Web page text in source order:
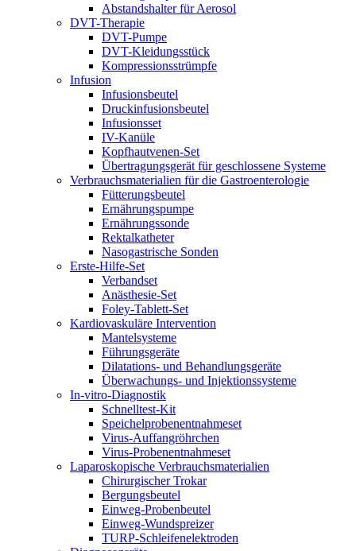
Abstandshalter für Aerosol
DVT-Therapie
DVT-Pumpe
DVT-Kleidungsstück
Kompressionsstrümpfe
Infusion
Infusionsbeutel
Druckinfusionsbeutel
Infusionsset
IV-Kanüle
Kopfhautvenen-Set
Übertragungsgerät für geschlossene Systeme
Verbrauchsmaterialien für die Gastroenterologie
Fütterungsbeutel
Ernährungspumpe
Ernährungssonde
Rektalkatheter
Nasogastrische Sonden
Erste-Hilfe-Set
Verbandset
Anästhesie-Set
Foley-Tablett-Set
Kardiovaskuläre Intervention
Mantelsysteme
Führungsgeräte
Dilatations- und Behandlungsgeräte
Überwachungs- und Injektionssysteme
In-vitro-Diagnostik
Schnelltest-Kit
Speichelprobenentnahmeset
Virus-Auffangröhrchen
Virus-Probenentnahmeset
Laparoskopische Verbrauchsmaterialien
Chirurgischer Trokar
Bergungsbeutel
Einweg-Probenbeutel
Einweg-Wundspreizer
TURP-Schleifenelektroden